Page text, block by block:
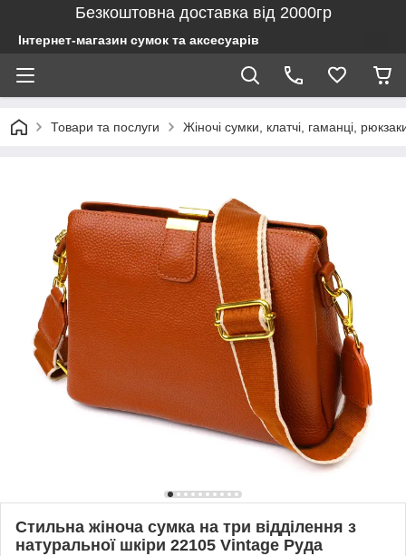
Безкоштовна доставка від 2000гр
Інтернет-магазин сумок та аксесуарів
Товари та послуги Жіночі сумки, клатчі, гаманці,
Стильна жіноча сумка на три відділення з
натуральної шкіри 22105 Vintage Руда